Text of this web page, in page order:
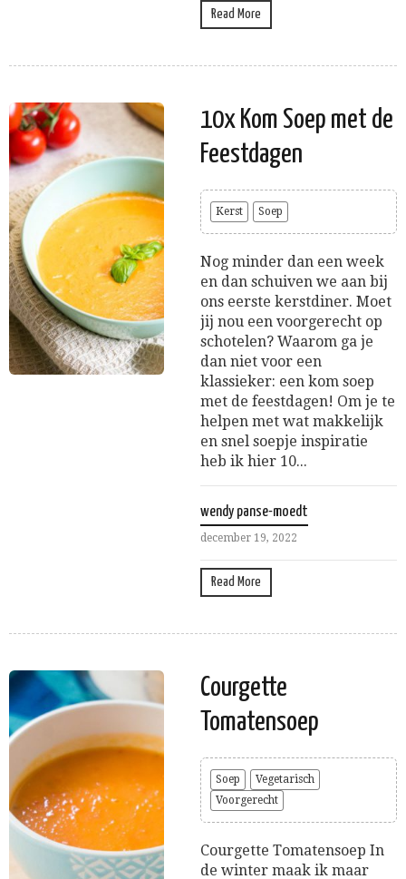
Read More
10x Kom Soep met de
Feestdagen
Kerst Soep
Nog minder dan een week
en dan schuiven we aan bij
ons eerste kerstdiner. Moet
jij nou een voorgerecht op
schotelen? Waarom ga je
dan niet voor een
klassieker: een kom soep
met de feestdagen! Om je te
helpen met wat makkelijk
en snel soepje inspiratie
heb ik hier 10...
wendy panse-moedt
december 19, 2022
Read More
Courgette
Tomatensoep
Soep
Vegetarisch
Voorgerecht
Courgette Tomatensoep In
de winter maak ik maar